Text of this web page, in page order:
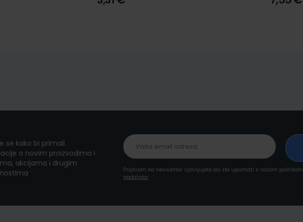
se kako bi primali
o novim proizvodima i
akcijama i drugim
Prijavom na newsletter izjavljujete da ste upoznati s našom politikom
podataka